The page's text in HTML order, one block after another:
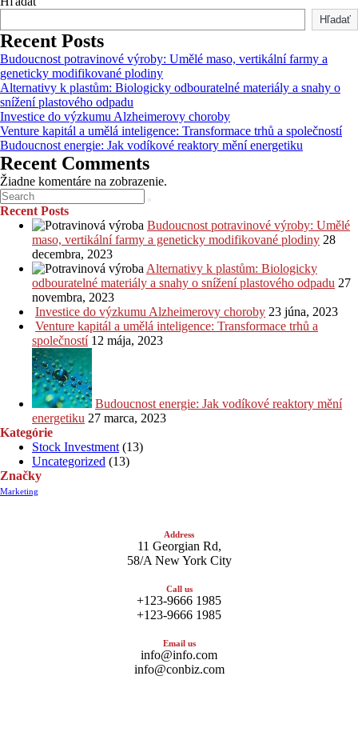
Hľadať
Recent Posts
Budoucnost potravinové výroby: Umělé maso, vertikální farmy a
geneticky modifikované plodiny
Alternativy k plastům: Biologicky odbouratelné materiály a snahy o
snížení plastového odpadu
Investice do výzkumu Alzheimerovy choroby
Venture kapitál a umělá inteligence: Transformace trhů a společností
Budoucnost energie: Jak vodíkové reaktory mění energetiku
Recent Comments
Žiadne komentáre na zobrazenie.
Recent Posts
Budoucnost potravinové výroby: Umělé
maso, vertikální farmy a geneticky modifikované plodiny 28
decembra, 2023
Alternativy k plastům: Biologicky
odbouratelné materiály a snahy o snížení plastového odpadu 27
novembra, 2023
Investice do výzkumu Alzheimerovy choroby 23 júna, 2023
Venture kapitál a umělá inteligence: Transformace trhů a
společností 12 mája, 2023
Budoucnost energie: Jak vodíkové reaktory mění
energetiku 27 marca, 2023
Kategórie
Stock Investment (13)
Uncategorized (13)
Značky
Marketing
Address
11 Georgian Rd,
58/A New York City
Call us
+123-9666 1985
+123-9666 1985
Email us
info@info.com
info@conbiz.com